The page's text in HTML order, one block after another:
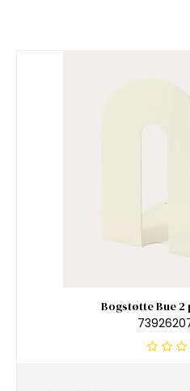
Bogstøtte Bue 2